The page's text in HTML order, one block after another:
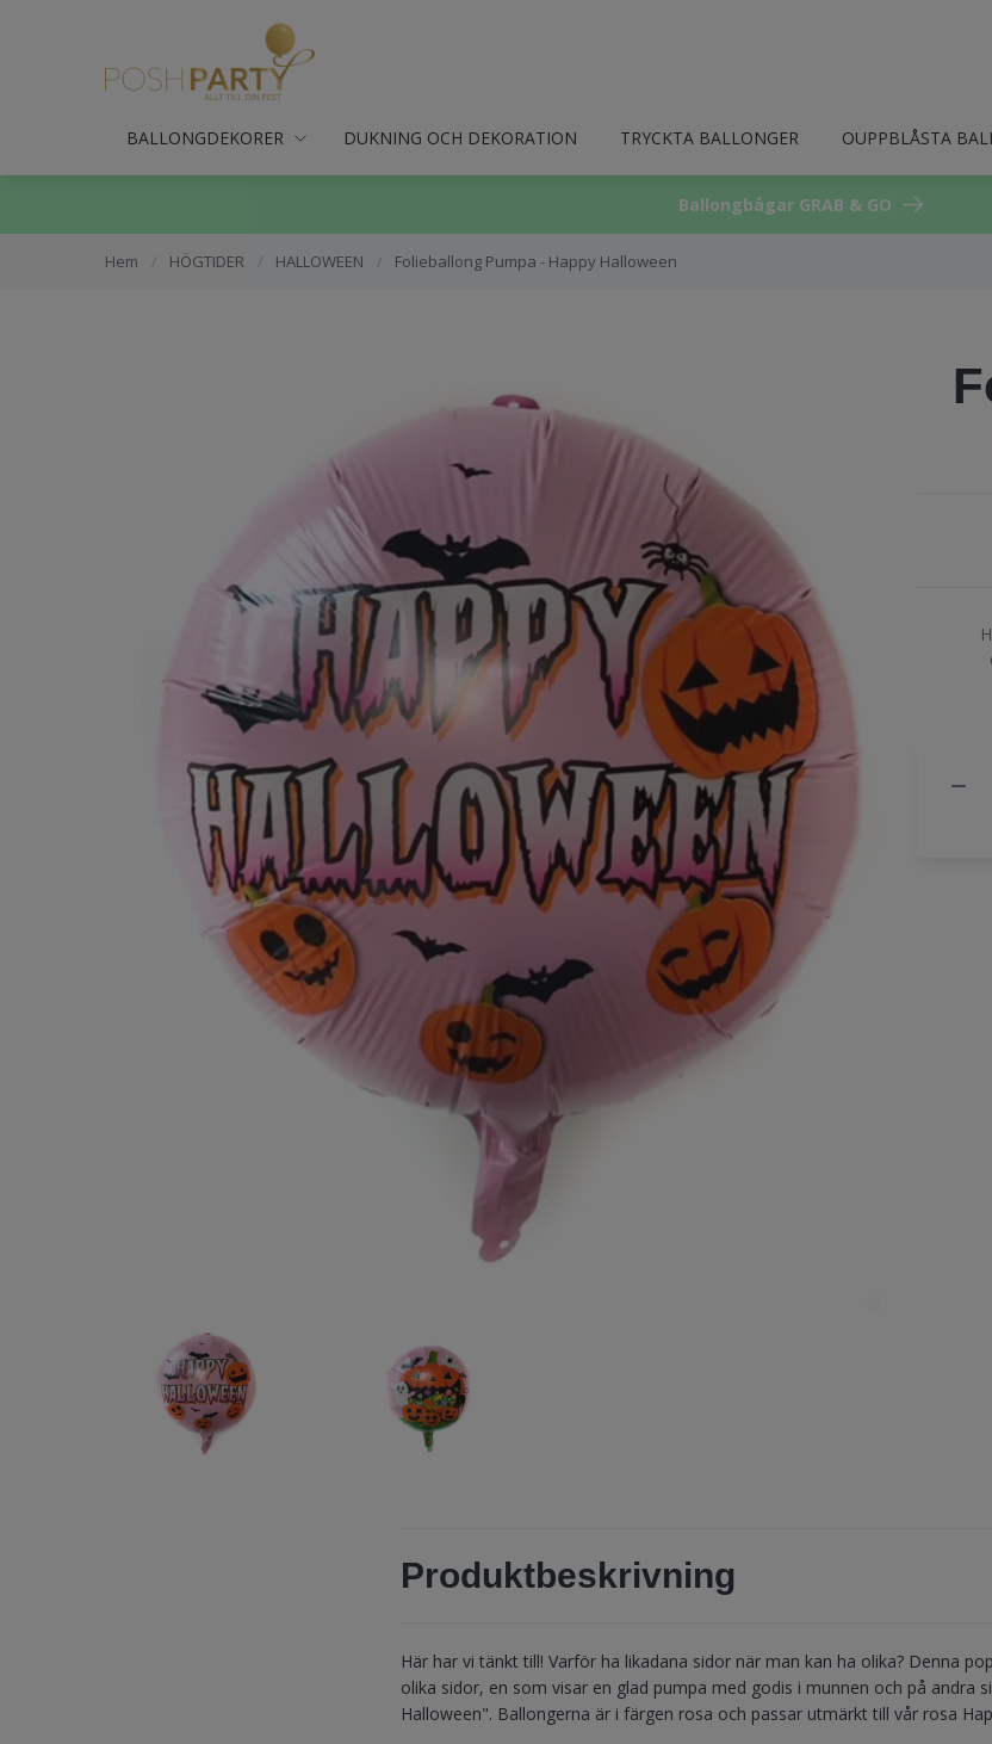
BALLONGDEKORER DUKNING OCH DEKORATION TRYCKTA BALLONGER OUPPBLÅSTA
Ballongbågar GRAB & GO
Hem / HÖGTIDER / HALLOWEEN / Folieballong Pumpa - Happy Halloween
Produktbeskrivning
Här har vi tänkt till! Varför ha likadana sidor när man kan ha olika? Denna
olika sidor, en som visar en glad pumpa med godis i munnen och på andra
Halloween". Ballongerna är i färgen rosa och passar utmärkt till vår rosa